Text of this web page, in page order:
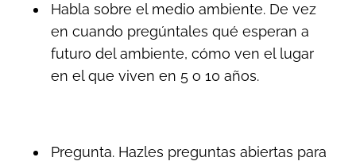
Habla sobre el medio ambiente. De vez
en cuando pregúntales qué esperan a
futuro del ambiente, cómo ven el lugar
en el que viven en 5 o 10 años.
Pregunta. Hazles preguntas abiertas para